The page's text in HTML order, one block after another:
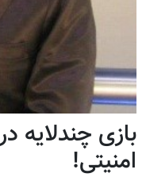
بازی چندلایه
امنیتی!